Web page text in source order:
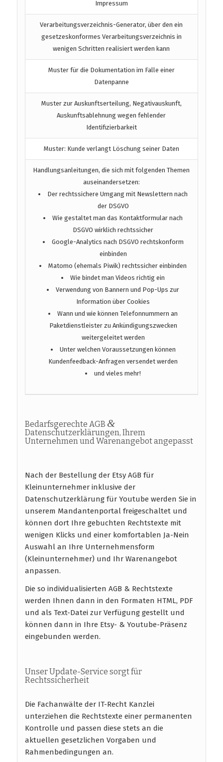
Impressum
Verarbeitungsverzeichnis-Generator, über den ein
gesetzeskonformes Verarbeitungsverzeichnis in
wenigen Schritten realisiert werden kann
Muster für die Dokumentation im Falle einer
Datenpanne
Muster zur Auskunftserteilung, Negativauskunft,
Auskunftsablehnung wegen fehlender
Identifizierbarkeit
Muster: Kunde verlangt Löschung seiner Daten
Handlungsanleitungen, die sich mit folgenden Themen
auseinandersetzen:
Der rechtssichere Umgang mit Newslettern nach
der DSGVO
Wie gestaltet man das Kontaktformular nach
DSGVO wirklich rechtssicher
Google-Analytics nach DSGVO rechtskonform
einbinden
Matomo (ehemals Piwik) rechtssicher einbinden
Wie bindet man Videos richtig ein
Verwendung von Bannern und Pop-Ups zur
Information über Cookies
Wann und wie können Telefonnummern an
Paketdienstleister zu Ankündigungszwecken
weitergeleitet werden
Unter welchen Voraussetzungen können
Kundenfeedback-Anfragen versendet werden
und vieles mehr!
Bedarfsgerechte AGB &
Datenschutzerklärungen, Ihrem
Unternehmen und Warenangebot angepasst
Nach der Bestellung der Etsy AGB für
Kleinunternehmer inklusive der
Datenschutzerklärung für Youtube werden Sie in
unserem Mandantenportal freigeschaltet und
können dort Ihre gebuchten Rechtstexte mit
wenigen Klicks und einer komfortablen Ja-Nein
Auswahl an Ihre Unternehmensform
(Kleinunternehmer) und Ihr Warenangebot
anpassen.
Die so individualisierten AGB & Rechtstexte
werden Ihnen dann in den Formaten HTML, PDF
und als Text-Datei zur Verfügung gestellt und
können dann in Ihre Etsy- & Youtube-Präsenz
eingebunden werden.
Unser Update-Service sorgt für
Rechtssicherheit
Die Fachanwälte der IT-Recht Kanzlei
unterziehen die Rechtstexte einer permanenten
Kontrolle und passen diese stets an die
aktuellen gesetzlichen Vorgaben und
Rahmenbedingungen an.